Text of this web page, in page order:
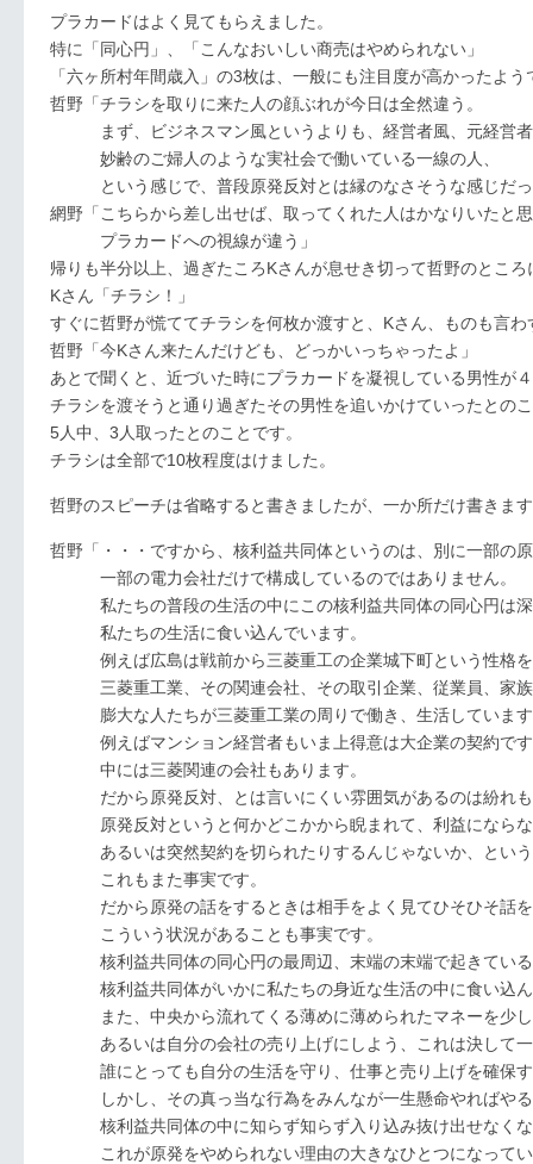
プラカードはよく見てもらえました。
特に「同心円」、「こんなおいしい商売はやめられない」
「六ヶ所村年間歳入」の3枚は、一般にも注目度が高かったよう
哲野「チラシを取りに来た人の顔ぶれが今日は全然違う。
まず、ビジネスマン風というよりも、経営者風、元経営者
妙齢のご婦人のような実社会で働いている一線の人、
という感じで、普段原発反対とは縁のなさそうな感じだっ
網野「こちらから差し出せば、取ってくれた人はかなりいたと
プラカードへの視線が違う」
帰りも半分以上、過ぎたころKさんが息せき切って哲野のところ
Kさん「チラシ！」
すぐに哲野が慌ててチラシを何枚か渡すと、Kさん、ものも言
哲野「今Kさん来たんだけども、どっかいっちゃったよ」
あとで聞くと、近づいた時にプラカードを凝視している男性が
チラシを渡そうと通り過ぎたその男性を追いかけていったとの
5人中、3人取ったとのことです。
チラシは全部で10枚程度はけました。
哲野のスピーチは省略すると書きましたが、一か所だけ書きま
哲野「・・・ですから、核利益共同体というのは、別に一部の
一部の電力会社だけで構成しているのではありません。
私たちの普段の生活の中にこの核利益共同体の同心円は深
私たちの生活に食い込んでいます。
例えば広島は戦前から三菱重工の企業城下町という性格を
三菱重工業、その関連会社、その取引企業、従業員、家族
膨大な人たちが三菱重工業の周りで働き、生活していま
例えばマンション経営者もいま上得意は大企業の契約で
中には三菱関連の会社もあります。
だから原発反対、とは言いにくい雰囲気があるのは紛れも
原発反対というと何かどこかから睨まれて、利益にならな
あるいは突然契約を切られたりするんじゃないか、という
これもまた事実です。
だから原発の話をするときは相手をよく見てひそひそ話を
こういう状況があることも事実です。
核利益共同体の同心円の最周辺、末端の末端で起きている
核利益共同体がいかに私たちの身近な生活の中に食い込ん
また、中央から流れてくる薄めに薄められたマネーを少し
あるいは自分の会社の売り上げにしよう、これは決して一
誰にとっても自分の生活を守り、仕事と売り上げを確保す
しかし、その真っ当な行為をみんなが一生懸命やればや
核利益共同体の中に知らず知らず入り込み抜け出せなく
これが原発をやめられない理由の大きなひとつになって